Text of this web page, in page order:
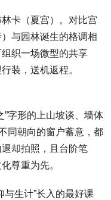
卡（夏宫）。对比宫
与园林诞生的格调相
织一场微型的共享
装，送机返程。
”字形的上山坡谈、墙体
同朝向的窗户蓄意，都
却拍照，且台阶笔
尊重为先。
与生计”长入的最好课